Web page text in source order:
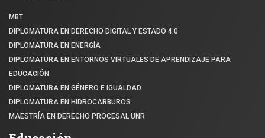
MBT
DIPLOMATURA EN DERECHO DIGITAL Y ESTADO 4.0
DIPLOMATURA EN ENERGÍA
DIPLOMATURA EN ENTORNOS VIRTUALES DE APRENDIZAJE PARA
EDUCACIÓN
DIPLOMATURA EN GÉNERO E IGUALDAD
DIPLOMATURA EN HIDROCARBUROS
MAESTRÍA EN DERECHO PROCESAL UNR